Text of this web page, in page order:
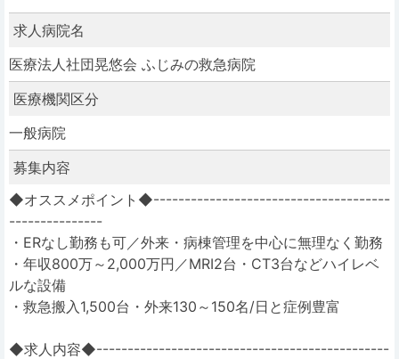
求人病院名
医療法人社団晃悠会 ふじみの救急病院
医療機関区分
一般病院
募集内容
◆オススメポイント◆--------------------------------------
---------------
・ERなし勤務も可／外来・病棟管理を中心に無理なく勤務
・年収800万～2,000万円／MRI2台・CT3台などハイレベ
ルな設備
・救急搬入1,500台・外来130～150名/日と症例豊富
◆求人内容◆-----------------------------------------------